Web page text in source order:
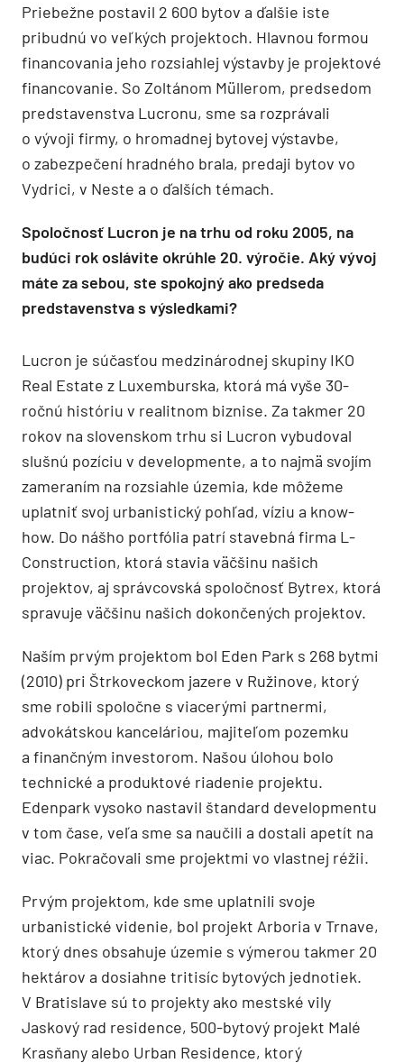
Priebežne postavil 2 600 bytov a ďalšie iste
pribudnú vo veľkých projektoch. Hlavnou formou
financovania jeho rozsiahlej výstavby je projektové
financovanie. So Zoltánom Müllerom, predsedom
predstavenstva Lucronu, sme sa rozprávali
o vývoji firmy, o hromadnej bytovej výstavbe,
o zabezpečení hradného brala, predaji bytov vo
Vydrici, v Neste a o ďalších témach.
Spoločnosť Lucron je na trhu od roku 2005, na
budúci rok oslávite okrúhle 20. výročie. Aký vývoj
máte za sebou, ste spokojný ako predseda
predstavenstva s výsledkami?
Lucron je súčasťou medzinárodnej skupiny IKO
Real Estate z Luxemburska, ktorá má vyše 30-
ročnú históriu v realitnom biznise. Za takmer 20
rokov na slovenskom trhu si Lucron vybudoval
slušnú pozíciu v developmente, a to najmä svojím
zameraním na rozsiahle územia, kde môžeme
uplatniť svoj urbanistický pohľad, víziu a know-
how. Do nášho portfólia patrí stavebná firma L-
Construction, ktorá stavia väčšinu našich
projektov, aj správcovská spoločnosť Bytrex, ktorá
spravuje väčšinu našich dokončených projektov.
Naším prvým projektom bol Eden Park s 268 bytmi
(2010) pri Štrkoveckom jazere v Ružinove, ktorý
sme robili spoločne s viacerými partnermi,
advokátskou kanceláriou, majiteľom pozemku
a finančným investorom. Našou úlohou bolo
technické a produktové riadenie projektu.
Edenpark vysoko nastavil štandard developmentu
v tom čase, veľa sme sa naučili a dostali apetít na
viac. Pokračovali sme projektmi vo vlastnej réžii.
Prvým projektom, kde sme uplatnili svoje
urbanistické videnie, bol projekt Arboria v Trnave,
ktorý dnes obsahuje územie s výmerou takmer 20
hektárov a dosiahne tritisíc bytových jednotiek.
V Bratislave sú to projekty ako mestské vily
Jaskový rad residence, 500-bytový projekt Malé
Krasňany alebo Urban Residence, ktorý